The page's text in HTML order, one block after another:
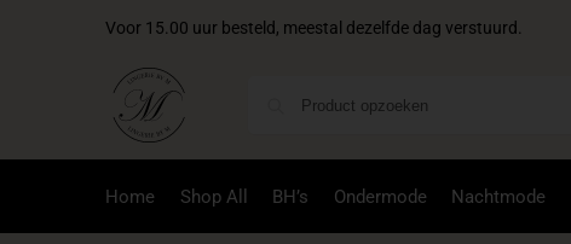
Voor 15.00 uur besteld, meestal dezelfde dag verstuurd.
Home Shop All BH’s Ondermode Nachtmode